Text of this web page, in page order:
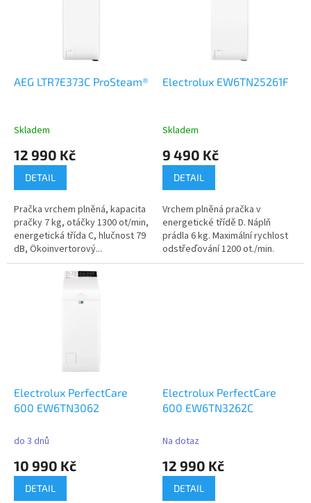
AEG LTR7E373C ProSteam®
Skladem
12 990 Kč
DETAIL
Pračka vrchem plněná, kapacita
pračky 7 kg, otáčky 1300 ot/min,
energetická třída C, hlučnost 79
dB, Ökoinvertorový...
Electrolux EW6TN25261F
Skladem
9 490 Kč
DETAIL
Vrchem plněná pračka v
energetické třídě D. Náplň
prádla 6 kg. Maximální rychlost
odstřeďování 1200 ot./min.
Ukazatel...
Electrolux PerfectCare
600 EW6TN3062
do 3 dnů
10 990 Kč
DETAIL
Electrolux PerfectCare
600 EW6TN3262C
Na dotaz
12 990 Kč
DETAIL